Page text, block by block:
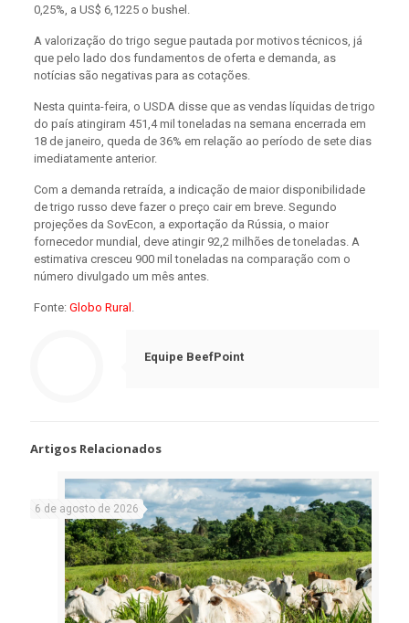
0,25%, a US$ 6,1225 o bushel.
A valorização do trigo segue pautada por motivos técnicos, já
que pelo lado dos fundamentos de oferta e demanda, as
notícias são negativas para as cotações.
Nesta quinta-feira, o USDA disse que as vendas líquidas de trigo
do país atingiram 451,4 mil toneladas na semana encerrada em
18 de janeiro, queda de 36% em relação ao período de sete dias
imediatamente anterior.
Com a demanda retraída, a indicação de maior disponibilidade
de trigo russo deve fazer o preço cair em breve. Segundo
projeções da SovEcon, a exportação da Rússia, o maior
fornecedor mundial, deve atingir 92,2 milhões de toneladas. A
estimativa cresceu 900 mil toneladas na comparação com o
número divulgado um mês antes.
Fonte: Globo Rural
Equipe BeefPoint
Artigos Relacionados
6 de agosto de 2026